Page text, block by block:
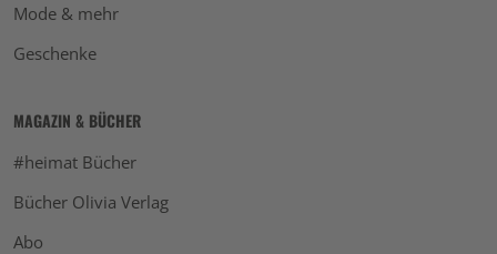
Mode & mehr
Geschenke
MAGAZIN & BÜCHER
#heimat Bücher
Bücher Olivia Verlag
Abo